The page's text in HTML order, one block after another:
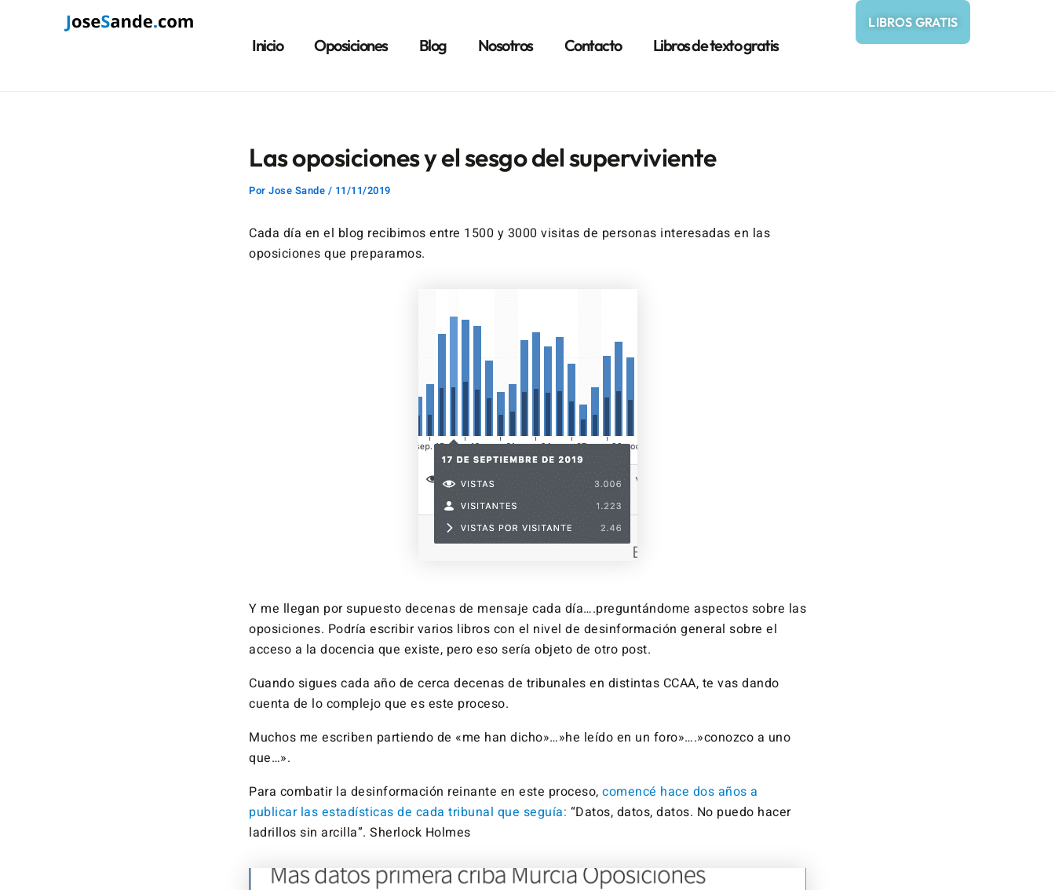
Inicio Oposiciones Blog Nosotros Contacto Libros de texto gratis
LIBROS GRATIS
Las oposiciones y el sesgo del superviviente
Por Jose Sande / 11/11/2019
Cada día en el blog recibimos entre 1500 y 3000 visitas de personas interesadas en las
oposiciones que preparamos.
Y me llegan por supuesto decenas de mensaje cada día….preguntándome aspectos sobre las
oposiciones. Podría escribir varios libros con el nivel de desinformación general sobre el
acceso a la docencia que existe, pero eso sería objeto de otro post.
Cuando sigues cada año de cerca decenas de tribunales en distintas CCAA, te vas dando
cuenta de lo complejo que es este proceso.
Muchos me escriben partiendo de «me han dicho»…»he leído en un foro»….»conozco a uno
que…».
Para combatir la desinformación reinante en este proceso, comencé hace dos años a
publicar las estadísticas de cada tribunal que seguía: “Datos, datos, datos. No puedo hacer
ladrillos sin arcilla”. Sherlock Holmes
entradas